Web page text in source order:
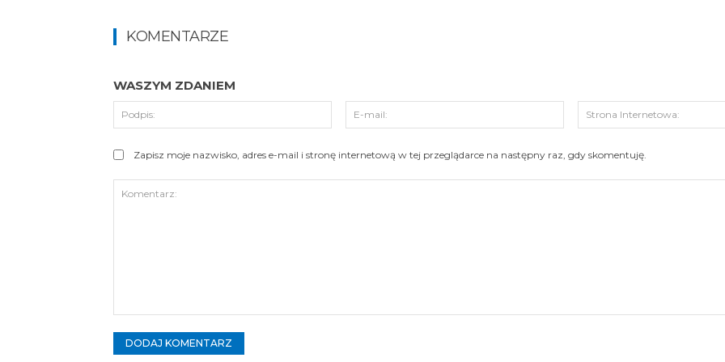
KOMENTARZE
WASZYM ZDANIEM
Podpis:
mail:
Zapisz moje nazwisko, adres e-mail i stronę internetową w tej przeglądarce na następny raz, gdy skomentuję.